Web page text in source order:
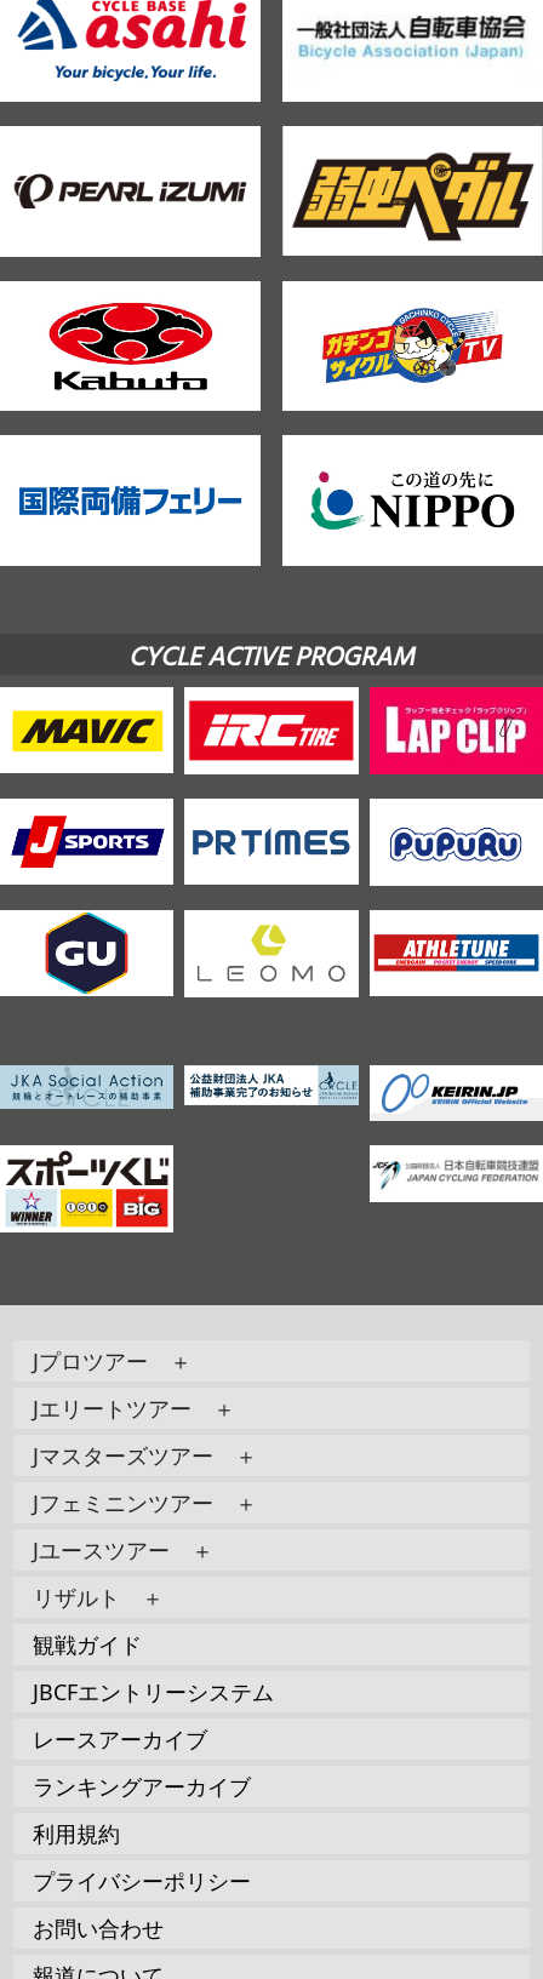
CYCLE ACTIVE PROGRAM
Jプロツアー ＋
Jエリートツアー ＋
Jマスターズツアー ＋
Jフェミニンツアー ＋
Jユースツアー ＋
リザルト ＋
観戦ガイド
JBCFエントリーシステム
レースアーカイブ
ランキングアーカイブ
利用規約
プライバシーポリシー
お問い合わせ